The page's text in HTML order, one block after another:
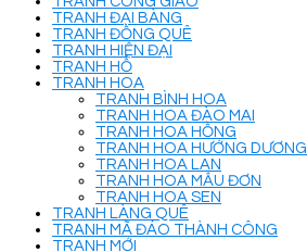
TRANH ĐẠI BÀNG
TRANH ĐỒNG QUÊ
TRANH HIỆN ĐẠI
TRANH HỔ
TRANH HOA
TRANH BÌNH HOA
TRANH HOA ĐÀO MAI
TRANH HOA HỒNG
TRANH HOA HƯỚNG DƯƠNG
TRANH HOA LAN
TRANH HOA MẪU ĐƠN
TRANH HOA SEN
TRANH LÀNG QUÊ
TRANH MÃ ĐÁO THÀNH CÔNG
TRANH MỚI